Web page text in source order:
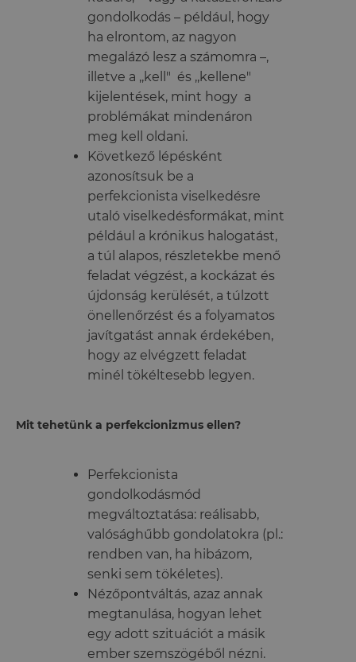
gondolkodás – például, hogy
ha elrontom, az nagyon
megalázó lesz a számomra –,
illetve a ,,kell" és ,,kellene"
kijelentések, mint hogy a
problémákat mindenáron
meg kell oldani.
Következő lépésként
azonosítsuk be a
perfekcionista viselkedésre
utaló viselkedésformákat, mint
például a krónikus halogatást,
a túl alapos, részletekbe menő
feladat végzést, a kockázat és
újdonság kerülését, a túlzott
önellenőrzést és a folyamatos
javítgatást annak érdekében,
hogy az elvégzett feladat
minél tökéltesebb legyen.
Mit tehetünk a perfekcionizmus ellen?
Perfekcionista
gondolkodásmód
megváltoztatása: reálisabb,
valósághűbb gondolatokra (pl.:
rendben van, ha hibázom,
senki sem tökéletes).
Nézőpontváltás, azaz annak
megtanulása, hogyan lehet
egy adott szituációt a másik
ember szemszögéből nézni.